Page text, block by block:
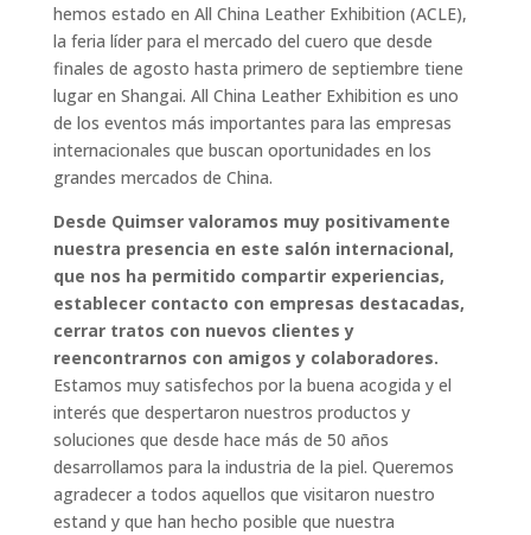
hemos estado en All China Leather Exhibition (ACLE),
la feria líder para el mercado del cuero que desde
finales de agosto hasta primero de septiembre tiene
lugar en Shangai. All China Leather Exhibition es uno
de los eventos más importantes para las empresas
internacionales que buscan oportunidades en los
grandes mercados de China.
Desde Quimser valoramos muy positivamente
nuestra presencia en este salón internacional,
que nos ha permitido compartir experiencias,
establecer contacto con empresas destacadas,
cerrar tratos con nuevos clientes y
reencontrarnos con amigos y colaboradores.
Estamos muy satisfechos por la buena acogida y el
interés que despertaron nuestros productos y
soluciones que desde hace más de 50 años
desarrollamos para la industria de la piel. Queremos
agradecer a todos aquellos que visitaron nuestro
estand y que han hecho posible que nuestra